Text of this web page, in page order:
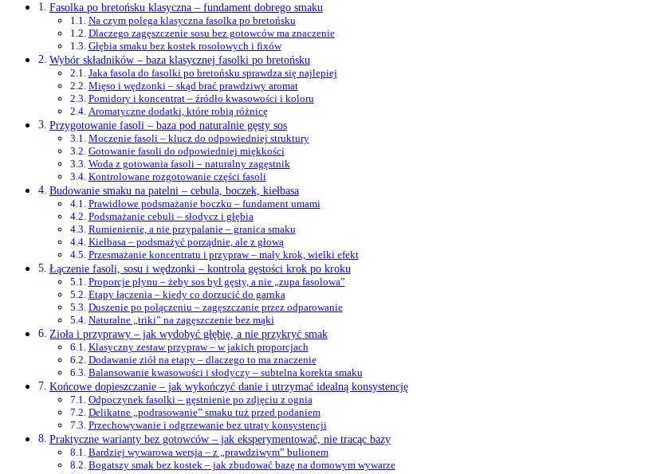
Fasolka po bretońsku klasyczna – fundament dobrego smaku
Na czym polega klasyczna fasolka po bretońsku
Dlaczego zagęszczenie sosu bez gotowców ma znaczenie
Głębia smaku bez kostek rosołowych i fixów
Wybór składników – baza klasycznej fasolki po bretońsku
Jaka fasola do fasolki po bretońsku sprawdza się najlepiej
Mięso i wędzonki – skąd brać prawdziwy aromat
Pomidory i koncentrat – źródło kwasowości i koloru
Aromatyczne dodatki, które robią różnicę
Przygotowanie fasoli – baza pod naturalnie gęsty sos
Moczenie fasoli – klucz do odpowiedniej struktury
Gotowanie fasoli do odpowiedniej miękkości
Woda z gotowania fasoli – naturalny zagęstnik
Kontrolowane rozgotowanie części fasoli
Budowanie smaku na patelni – cebula, boczek, kiełbasa
Prawidłowe podsmażanie boczku – fundament umami
Podsmażanie cebuli – słodycz i głębia
Rumienienie, a nie przypalanie – granica smaku
Kiełbasa – podsmażyć porządnie, ale z głową
Przesmażanie koncentratu i przypraw – mały krok, wielki efekt
Łączenie fasoli, sosu i wędzonki – kontrola gęstości krok po kroku
Proporcje płynu – żeby sos był gęsty, a nie „zupa fasolowa”
Etapy łączenia – kiedy co dorzucić do garnka
Duszenie po połączeniu – zagęszczanie przez odparowanie
Naturalne „triki” na zagęszczenie bez mąki
Zioła i przyprawy – jak wydobyć głębię, a nie przykryć smak
Klasyczny zestaw przypraw – w jakich proporcjach
Dodawanie ziół na etapy – dlaczego to ma znaczenie
Balansowanie kwasowości i słodyczy – subtelna korekta smaku
Końcowe dopieszczanie – jak wykończyć danie i utrzymać idealną konsystencję
Odpoczynek fasolki – gęstnienie po zdjęciu z ognia
Delikatne „podrasowanie” smaku tuż przed podaniem
Przechowywanie i odgrzewanie bez utraty konsystencji
Praktyczne warianty bez gotowców – jak eksperymentować, nie tracąc bazy
Bardziej wywarowa wersja – z „prawdziwym” bulionem
Bogatszy smak bez kostek – jak zbudować bazę na domowym wywarze